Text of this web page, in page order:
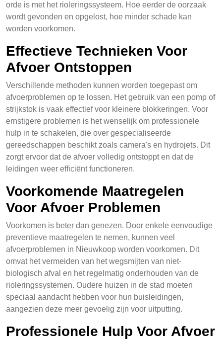
orde is met het rioleringssysteem. Hoe eerder de oorzaak
wordt gevonden en opgelost, hoe minder schade kan
worden voorkomen.
Effectieve Technieken Voor
Afvoer Ontstoppen
Verschillende methoden kunnen worden toegepast om
afvoerproblemen op te lossen. Het gebruik van een pomp of
strijkstok is vaak effectief voor kleinere blokkeringen. Voor
ernstigere problemen is het wenselijk om professionele
hulp in te schakelen, die over gespecialiseerde
gereedschappen beschikt zoals camera's en hydrojets. Dit
zorgt ervoor dat de afvoer volledig ontstoppt en dat de
leidingen weer efficiënt functioneren.
Voorkomende Maatregelen
Voor Afvoer Problemen
Voorkomen is beter dan genezen. Door enkele eenvoudige
preventieve maatregelen te nemen, kunnen veel
afvoerproblemen in Nieuwkoop worden voorkomen. Dit
omvat het vermeiden van het wegsmijten van niet-
biologisch afval en het regelmatig onderhouden van de
rioleringssystemen. Oudere huizen in de stad moeten
speciaal aandacht hebben voor hun buisleidingen,
aangezien deze meer gevoelig zijn voor uitputting.
Professionele Hulp Voor Afvoer